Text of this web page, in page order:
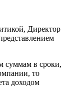
Директор
суммам в сроки,
то
доходом